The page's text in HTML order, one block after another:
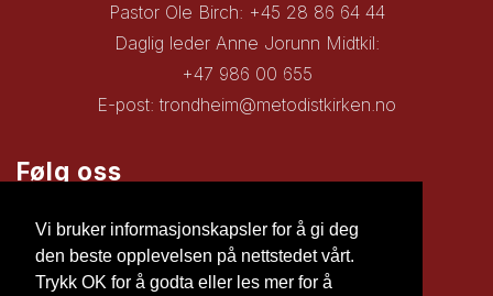
Vi bruker informasjonskapsler for å gi deg
den beste opplevelsen på nettstedet vårt.
Trykk OK for å godta eller les mer for å
Pastor Ole Birch: +45 28 86 64 44
Daglig leder Anne Jorunn Midtkil:
+47 986 00 655
E-post:trondheim@metodistkirken.no
Følg oss